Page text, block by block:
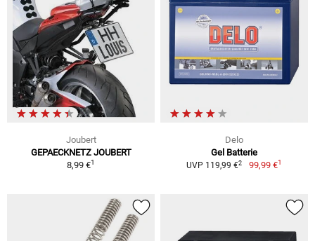
Joubert
GEPAECKNETZ JOUBERT
8,99 €1
Delo
Gel Batterie
UVP 119,99 €2 99,99 €1